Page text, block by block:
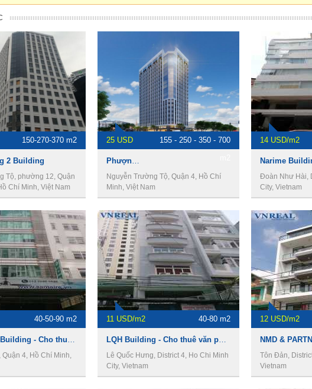
150-270-370 m2
2 Building
Tộ, phường 12, Quận
Chí Minh, Việt Nam
25 USD
155 - 250 - 350 - 700
Nguyễn Trường Tộ, Quận 4, Hồ Chí
Minh, Việt Nam
14 USD/m2
Đoàn Như Hài,
City, Vietnam
40-50-90 m2
4, Hồ Chí Minh,
11 USD/m2 40-80 m2
Lê Quốc Hưng, District 4, Ho Chi Minh
City, Vietnam
12 USD/m2
Tôn Đản,
Vietnam